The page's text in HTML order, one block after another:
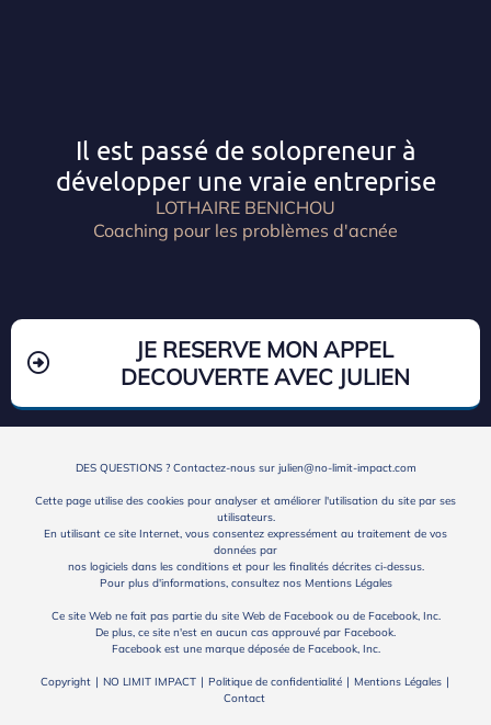
Il est passé de solopreneur à
développer une vraie entreprise
LOTHAIRE BENICHOU
Coaching pour les problèmes d'acnée
JE RESERVE MON APPEL
DECOUVERTE AVEC JULIEN
DES QUESTIONS ? Contactez-nous sur julien@no-limit-impact.com
Cette page utilise des cookies pour analyser et améliorer l'utilisation du site par ses
utilisateurs.
En utilisant ce site Internet, vous consentez expressément au traitement de vos
données par
nos logiciels dans les conditions et pour les finalités décrites ci-dessus.
Pour plus d'informations, consultez nos Mentions Légales
Ce site Web ne fait pas partie du site Web de Facebook ou de Facebook, Inc.
De plus, ce site n'est en aucun cas approuvé par Facebook.
Facebook est une marque déposée de Facebook, Inc.
Copyright ∣ NO LIMIT IMPACT ∣ Politique de confidentialité ∣ Mentions Légales ∣
Contact